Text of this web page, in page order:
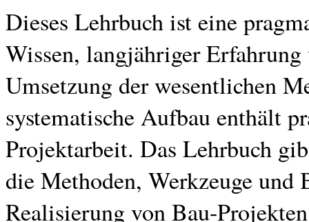
Dieses Lehrbuch ist eine
Wissen, langjähriger
Umsetzung der wesentlichen
systematische Aufbau enthält
Projektarbeit. Das Lehrbuch
die Methoden, Werkzeuge und
Realisierung von Bau-